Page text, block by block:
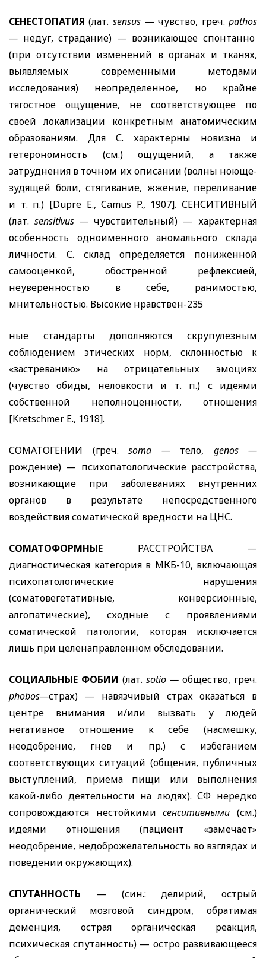
СЕНЕСТОПАТИЯ(лат. sensus — чувство, греч.pathos
— недуг, страдание) — возникающее спонтанно
(при отсутствии изменений в органах и тканях,
выявляемых современными методами
исследования) неопределенное, но крайне
тягостное ощущение, не соответствующее по
своей локализации конкретным анатомическим
образованиям. Для С. характерны новизна и
гетерономность (см.) ощущений, а также
затруднения в точном их описании (волны ноюще-
зудящей боли, стягивание, жжение, переливание
и т. п.) [Dupre E., Camus P., 1907]. СЕНСИТИВНЫЙ
(лат. sensitivus — чувствительный) — характерная
особенность одноименного аномального склада
личности. С. склад определяется пониженной
самооценкой, обостренной рефлексией,
неуверенностью в себе, ранимостью,
мнительностью. Высокие нравствен-235
ные стандарты дополняются скрупулезным
соблюдением этических норм, склонностью к
«застреванию» на отрицательных эмоциях
(чувство обиды, неловкости и т. п.) с идеями
собственной неполноценности, отношения
[Kretschmer E., 1918].
СОМАТОГЕНИИ (греч. soma — тело, genos
—
рождение) — психопатологические расстройства,
возникающие при заболеваниях внутренних
органов в результате непосредственного
воздействия соматической вредности на ЦНС.
СОМАТОФОРМНЫЕ РАССТРОЙСТВА —
диагностическая категория в МКБ-10, включающая
психопатологические нарушения
(соматовегетативные, конверсионные,
алгопатические), сходные с проявлениями
соматической патологии, которая исключается
лишь при целенаправленном обследовании.
СОЦИАЛЬНЫЕ ФОБИИ (лат. sotio — общество, греч.
phobos—страх) — навязчивый страх оказаться в
центре внимания и/или вызвать у людей
негативное отношение к себе (насмешку,
неодобрение, гнев и пр.) с избеганием
соответствующих ситуаций (общения, публичных
выступлений, приема пищи или выполнения
какой-либо деятельности на людях). СФ нередко
сопровождаются нестойкимисенситивными(см.)
идеями отношения (пациент «замечает»
неодобрение, недоброжелательность во взглядах и
поведении окружающих).
СПУТАННОСТЬ — (син.: делирий, острый
органический мозговой синдром, обратимая
деменция, острая органическая реакция,
психическая спутанность) — остро развивающееся